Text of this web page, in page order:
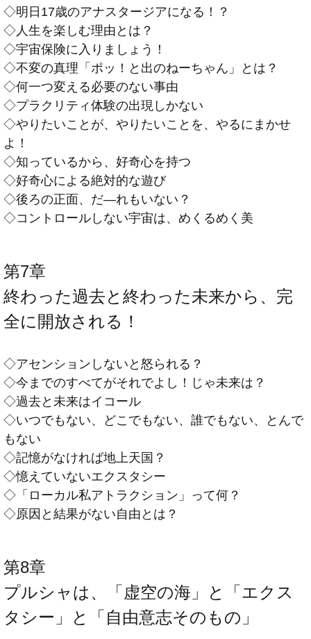
◇明日17歳のアナスタージアになる！？
◇人生を楽しむ理由とは？
◇宇宙保険に入りましょう！
◇不変の真理「ポッ！と出のねーちゃん」とは？
◇何一つ変える必要のない事由
◇プラクリティ体験の出現しかない
◇やりたいことが、やりたいことを、やるにまかせ
よ！
◇知っているから、好奇心を持つ
◇好奇心による絶対的な遊び
◇後ろの正面、だ―れもいない？
◇コントロールしない宇宙は、めくるめく美
第7章
終わった過去と終わった未来から、完
全に開放される！
◇アセンションしないと怒られる？
◇今までのすべてがそれでよし！じゃ未来は？
◇過去と未来はイコール
◇いつでもない、どこでもない、誰でもない、とんで
もない
◇記憶がなければ地上天国？
◇憶えていないエクスタシー
◇「ローカル私アトラクション」って何？
◇原因と結果がない自由とは？
第8章
プルシャは、「虚空の海」と「エクス
タシー」と「自由意志そのもの」